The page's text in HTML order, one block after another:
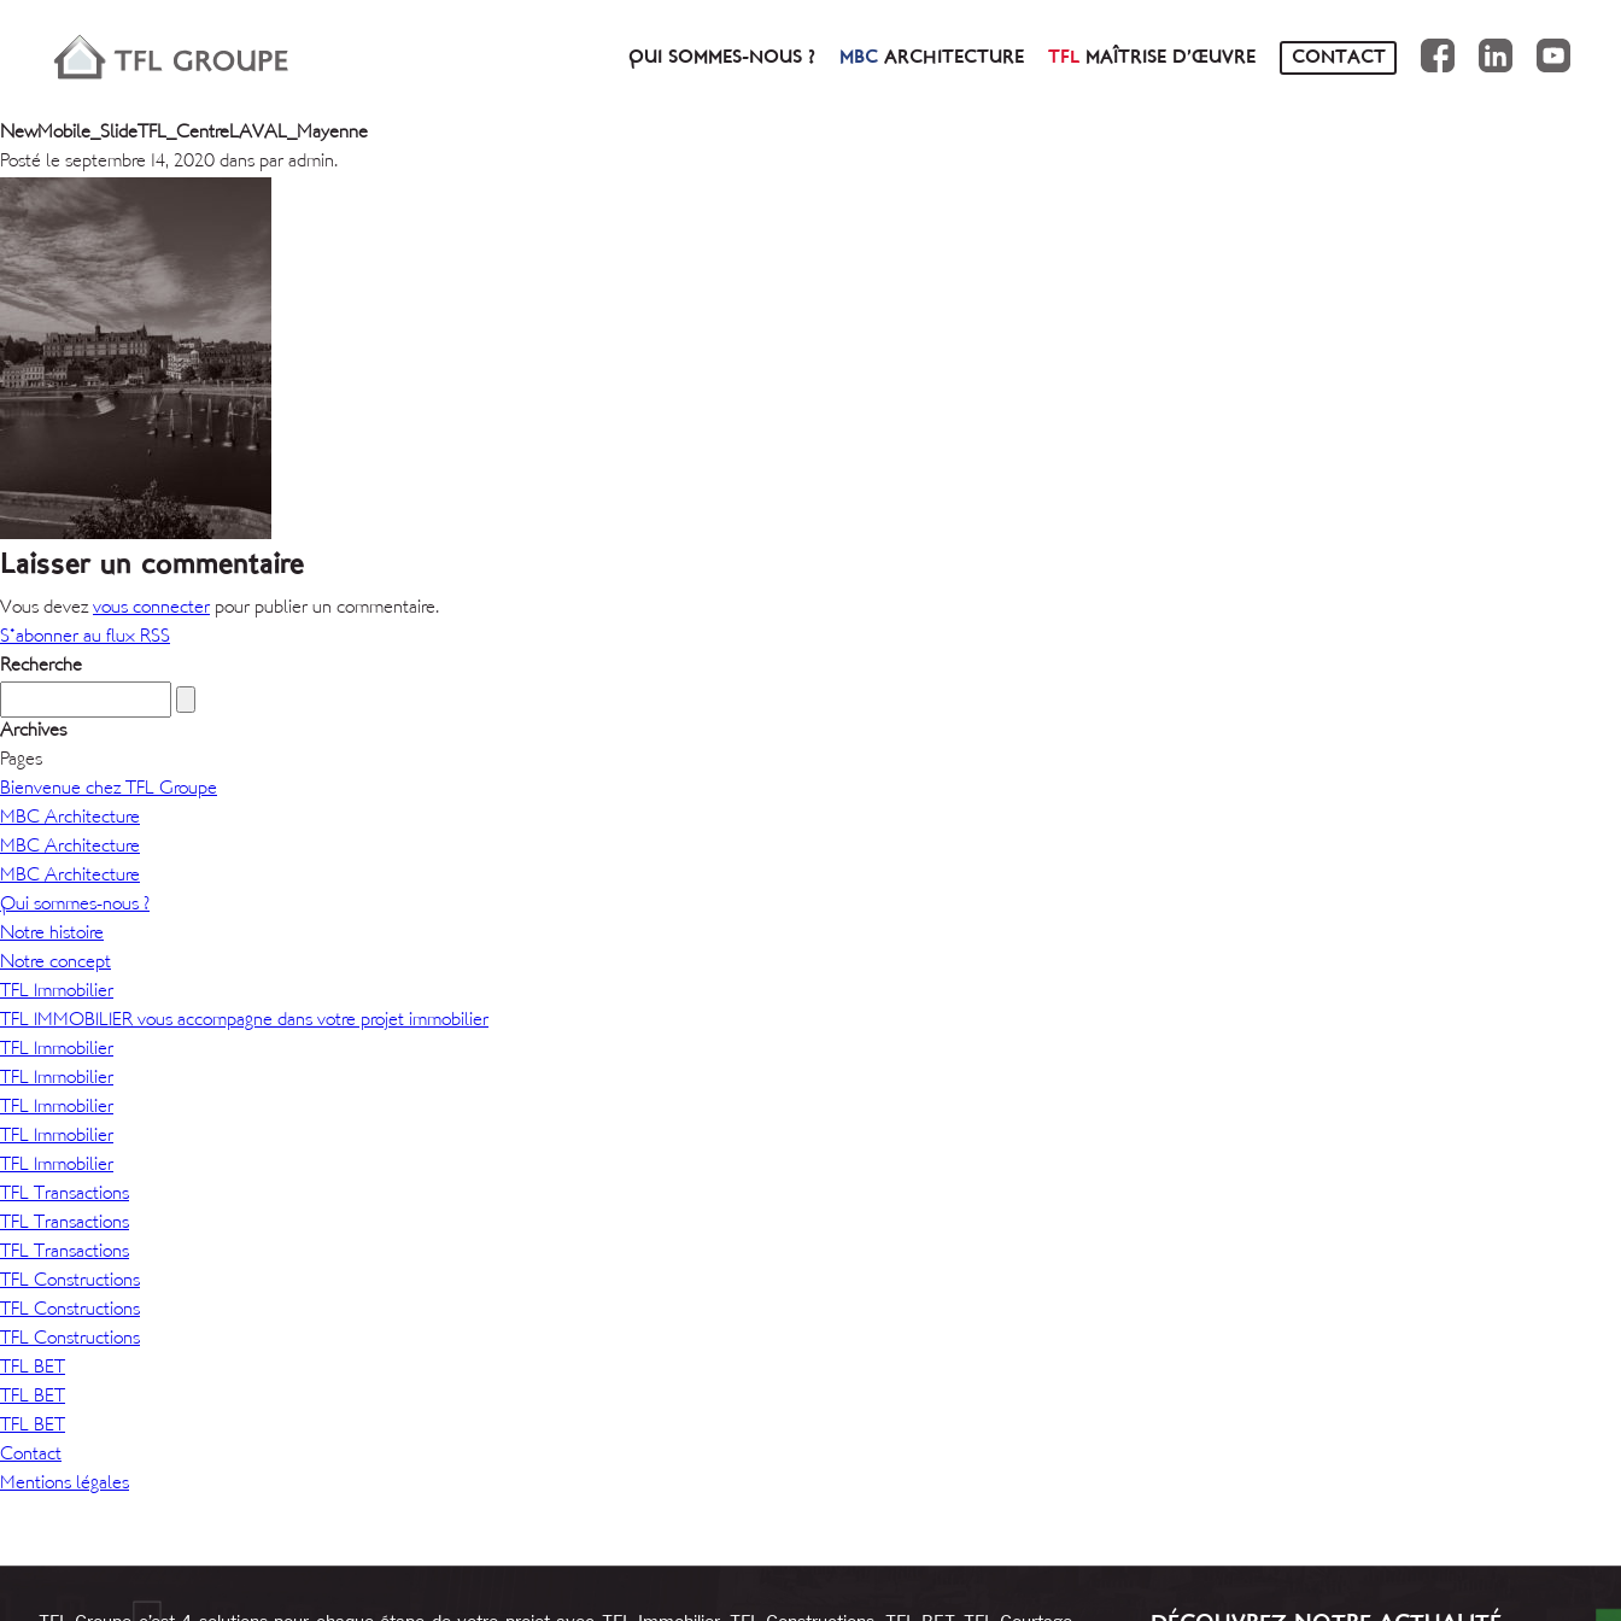
QUI SOMMES-NOUS ? ARCHITECTURE MAÎTRISE D’ŒUVRE CONTACT
FB IN YT
NewMobile_SlideTFL_CentreLAVAL_Mayenne
Posté le septembre 14, 2020 dans par admin.
Laisser un commentaire
Vous devez vous connecterpour publier un commentaire.
S'abonner au flux RSS
Recherche
Archives
Pages
Bienvenue chez TFL Groupe
MBC Architecture
MBC Architecture
MBC Architecture
Qui sommes-nous ?
Notre histoire
Notre concept
TFL Immobilier
TFL IMMOBILIER vous accompagne dans votre projet immobilier
TFL Immobilier
TFL Immobilier
TFL Immobilier
TFL Immobilier
TFL Immobilier
TFL Transactions
TFL Transactions
TFL Transactions
TFL Constructions
TFL Constructions
TFL Constructions
TFL BET
TFL BET
TFL BET
Contact
Mentions légales